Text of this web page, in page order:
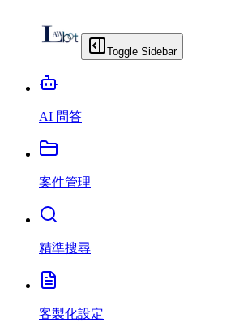
Toggle Sidebar
AI 問答
案件管理
精準搜尋
客製化設定